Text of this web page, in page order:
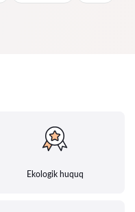
Ekologik huquq